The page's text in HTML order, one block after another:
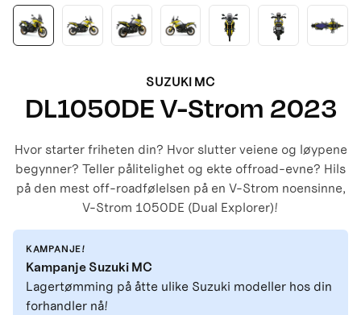
SUZUKI MC
DL1050DE V-Strom 2023
Hvor starter friheten din? Hvor slutter veiene og løypene
begynner? Teller pålitelighet og ekte offroad-evne? Hils
på den mest off-roadfølelsen på en V-Strom noensinne,
V-Strom 1050DE (Dual Explorer)!
KAMPANJE!
Kampanje Suzuki MC
Lagertømming på åtte ulike Suzuki modeller hos din
forhandler nå!